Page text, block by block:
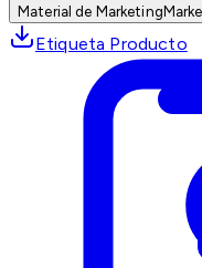
Material de Marketing
Etiqueta Producto